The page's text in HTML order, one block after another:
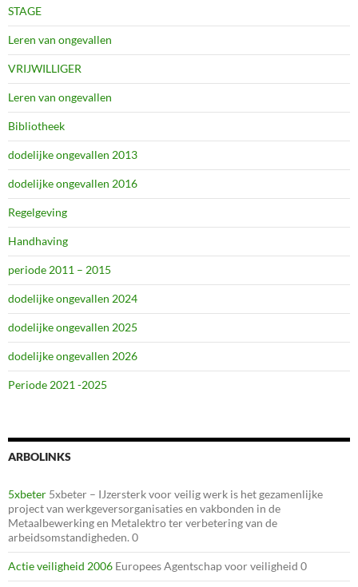
STAGE
Leren van ongevallen
VRIJWILLIGER
Leren van ongevallen
Bibliotheek
dodelijke ongevallen 2013
dodelijke ongevallen 2016
Regelgeving
Handhaving
periode 2011 – 2015
dodelijke ongevallen 2024
dodelijke ongevallen 2025
dodelijke ongevallen 2026
Periode 2021 -2025
ARBOLINKS
5xbeter 5xbeter – IJzersterk voor veilig werk is het gezamenlijke
project van werkgeversorganisaties en vakbonden in de
Metaalbewerking en Metalektro ter verbetering van de
arbeidsomstandigheden. 0
Actie veiligheid 2006 Europees Agentschap voor veiligheid 0